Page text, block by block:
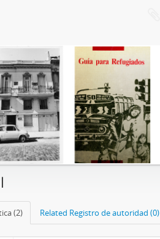
(2) Related Registro de autoridad (0)